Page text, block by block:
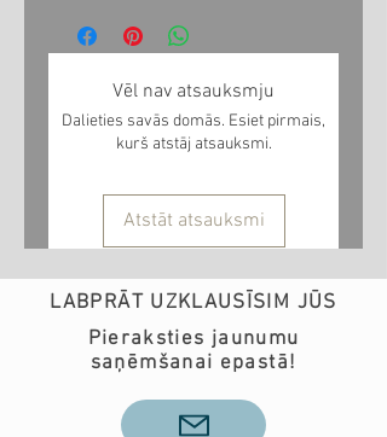
Vēl nav atsauksmju
Dalieties savās domās. Esiet pirmais,
kurš atstāj atsauksmi.
Atstāt atsauksmi
LABPRĀT UZKLAUSĪSIM JŪS
Pieraksties jaunumu
saņēmšanai epastā!